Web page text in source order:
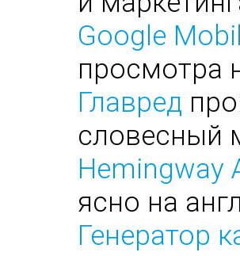
Google
просмотра
Главред
словесный
Hemingway
ясно на
Генератор